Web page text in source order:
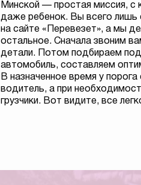
Минской — простая миссия, с
даже ребенок. Вы всего лишь
на сайте «Перевезет», а мы
остальное. Сначала звоним
детали. Потом подбираем
автомобиль, составляем
В назначенное время у
водитель, а при
грузчики. Вот видите, все